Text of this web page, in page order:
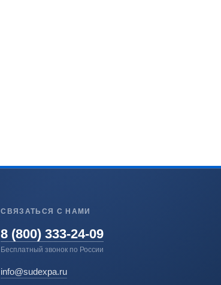
СВЯЗАТЬСЯ С НАМИ
8 (800) 333-24-09
Бесплатный звонок по России
info@sudexpa.ru